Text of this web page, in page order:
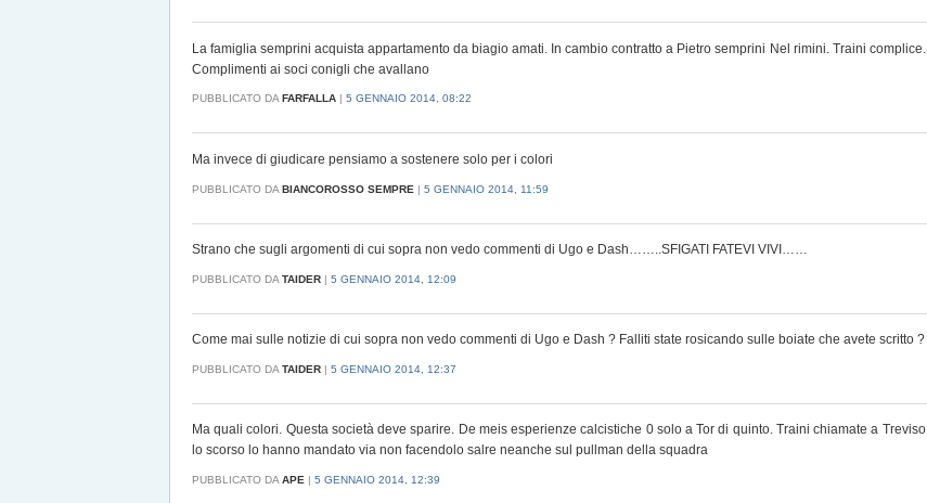
La famiglia semprini acquista appartamento da biagio amati. In cambio contratto a Pietro semprini Nel rimini. Traini complice.
Complimenti ai soci conigli che avallano
PUBBLICATO DA FARFALLA 5 GENNAIO 2014, 08:22
Ma invece di giudicare pensiamo a sostenere solo per i colori
PUBBLICATO DA BIANCOROSSO SEMPRE | 5 GENNAIO 2014, 11:59
Strano che sugli argomenti di cui sopra non vedo commenti di Ugo e Dash……..SFIGATI FATEVI VIVI……
PUBBLICATO DA TAIDER | 5 GENNAIO 2014, 12:09
Come mai sulle notizie di cui sopra non vedo commenti di Ugo e Dash ? Falliti state rosicando sulle boiate che avete scritto ?
PUBBLICATO DA TAIDER | 5 GENNAIO 2014, 12:37
Ma quali colori. Questa società deve sparire. De meis esperienze calcistiche 0 solo a Tor di quinto. Traini chiamate a Treviso
lo scorso lo hanno mandato via non facendolo salre neanche sul pullman della squadra
PUBBLICATO DAAPE | 5 GENNAIO 2014, 12:39